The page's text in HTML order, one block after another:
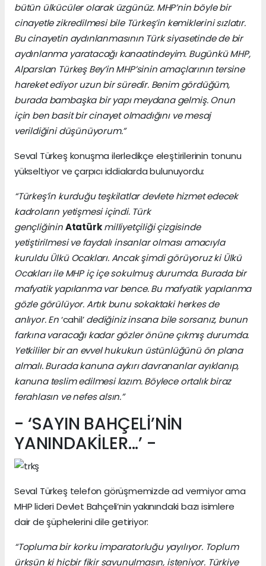
bütün ülkücüler olarak üzgünüz. MHP’nin böyle bir
cinayetle zikredilmesi bile Türkeş’in kemiklerini sızlatır.
Bu cinayetin aydınlanmasının Türk siyasetinde de bir
aydınlanma yaratacağı kanaatindeyim. Bugünkü MHP,
Alparslan Türkeş Bey’in MHP’sinin amaçlarının tersine
hareket ediyor uzun bir süredir. Benim gördüğüm,
burada bambaşka bir yapı meydana gelmiş. Onun
için ben basit bir cinayet olmadığını ve mesaj
verildiğini düşünüyorum.”
Seval Türkeş konuşma ilerledikçe eleştirilerinin tonunu
yükseltiyor ve çarpıcı iddialarda bulunuyordu:
“Türkeş’in kurduğu teşkilatlar devlete hizmet edecek
kadroların yetişmesi içindi. Türk
gençliğininAtatürkmilliyetçiliği çizgisinde
yetiştirilmesi ve faydalı insanlar olması amacıyla
kuruldu Ülkü Ocakları. Ancak şimdi görüyoruz ki Ülkü
Ocakları ile MHP iç içe sokulmuş durumda. Burada bir
mafyatik yapılanma var bence. Bu mafyatik yapılanma
gözle görülüyor. Artık bunu sokaktaki herkes de
anlıyor. En‘cahil’dediğiniz insana bile sorsanız, bunun
farkına varacağı kadar gözler önüne çıkmış durumda.
Yetkililer bir an evvel hukukun üstünlüğünü ön plana
almalı. Burada kanuna aykırı davrananlar ayıklanıp,
kanuna teslim edilmesi lazım. Böylece ortalık biraz
ferahlasın ve nefes alsın.”
- ‘SAYIN BAHÇELİ’NİN
YANINDAKİLER...’ -
Seval Türkeş telefon görüşmemizde ad vermiyor ama
MHP lideri Devlet Bahçeli’nin yakınındaki bazı isimlere
dair de şüphelerini dile getiriyor:
“Topluma bir korku imparatorluğu yayılıyor. Toplum
ürksün ki hiçbir fikir savunulmasın, isteniyor. Türkiye